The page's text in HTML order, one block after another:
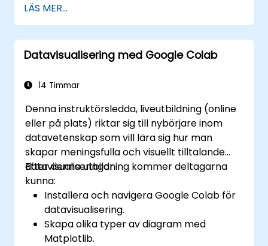
metoderna.
Använd olika automatiseringsverktyg och
processer för att hantera Terraform
operationer i pipelines för kontinuerlig
och processer för testning och
Agera som expert i alla befintliga eller
nya Terraform projekt eller moduler.
LÄS MER...
Datavisualisering med Google Colab
14 Timmar
Denna instruktörsledda, liveutbildning (online
eller på plats) riktar sig till nybörjare inom
datavetenskap som vill lära sig hur man
skapar meningsfulla och visuellt tilltalande
datavisualiseringar.
Efter denna utbildning kommer deltagarna
kunna:
Installera och navigera Google Colab för
datavisualisering.
Skapa olika typer av diagram med
Matplotlib.